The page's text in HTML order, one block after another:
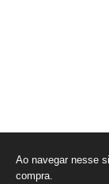
Ao navegar nesse
compra.